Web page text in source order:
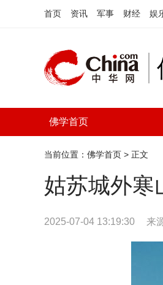
首页 资讯 军事 财经 娱
佛学首页
当前位置： 佛学首页 > 正文
姑苏城外寒
2025-07-04 13:19:30 来